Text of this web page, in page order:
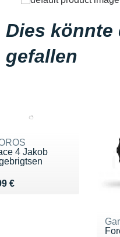
Dies könnte
gefallen
4 Jakob
€ 299 €